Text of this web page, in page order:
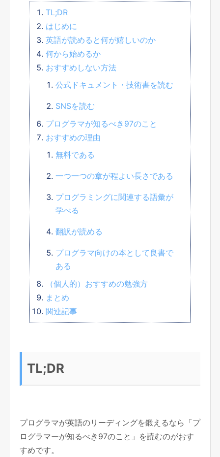
TL;DR
はじめに
英語が読めると何が嬉しいのか
何から始めるか
おすすめしない方法
公式ドキュメント・技術書を読む
SNSを読む
プログラマが知るべき97のこと
おすすめの理由
無料である
一つ一つの章が程よい長さである
プログラミングに関連する語彙が
学べる
翻訳が読める
プログラマ向けの本として良書で
ある
（個人的）おすすめの勉強方
まとめ
関連記事
TL;DR
プログラマが英語のリーディングを鍛えるなら「プ
ログラマーが知るべき97のこと」を読むのがおす
すめです。